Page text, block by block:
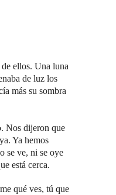
ellos. Una luna
de luz los
más su sombra
Nos dijeron que
Ya hemos
se ve, ni se oye
está cerca.
qué ves, tú que